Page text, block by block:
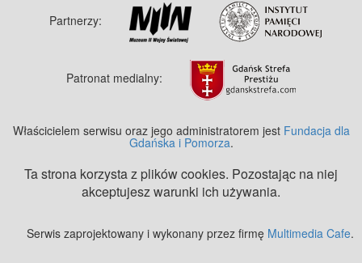
Partnerzy:
Patronat medialny:
Właścicielem serwisu oraz jego administratorem jest Fundacja dla
Gdańska i Pomorza.
Ta strona korzysta z plików cookies. Pozostając na niej
akceptujesz warunki ich używania.
Serwis zaprojektowany i wykonany przez firmę Multimedia Cafe.